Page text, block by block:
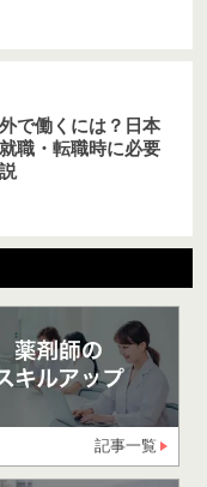
で働くには？日本
職・転職時に必要
記事一覧